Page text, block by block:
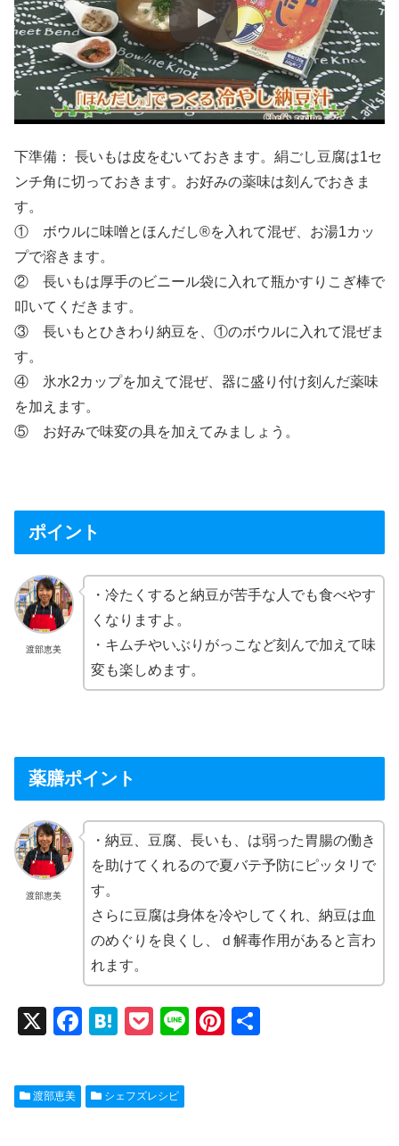
下準備： 長いもは皮をむいておきます。絹ごし豆腐は1セ
ンチ角に切っておきます。お好みの薬味は刻んでおきま
す。
① ボウルに味噌とほんだし®を入れて混ぜ、お湯1カッ
プで溶きます。
② 長いもは厚手のビニール袋に入れて瓶かすりこぎ棒で
叩いてくだきます。
③ 長いもとひきわり納豆を、①のボウルに入れて混ぜま
す。
④ 氷水2カップを加えて混ぜ、器に盛り付け刻んだ薬味
を加えます。
⑤ お好みで味変の具を加えてみましょう。
ポイント
渡部恵美
・冷たくすると納豆が苦手な人でも食べやす
くなりますよ。
・キムチやいぶりがっこなど刻んで加えて味
変も楽しめます。
薬膳ポイント
渡部恵美
・納豆、豆腐、長いも、は弱った胃腸の働き
を助けてくれるので夏バテ予防にピッタリで
す。
さらに豆腐は身体を冷やしてくれ、納豆は血
のめぐりを良くし、ｄ解毒作用があると言わ
れます。
X
F
c
e
H
e
n
P
ck
et
Li
Pi
渡部恵美 シェフズレシピ